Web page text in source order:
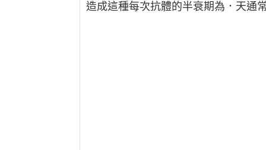
造成這種每次抗體的半衰期為．天通